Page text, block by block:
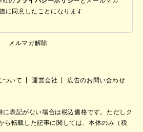
に同意したことになります
メルマガ解除
ついて 運営会社
広告のお問い合わせ
に表記がない場合は税込価格です。ただしク
ら転載した記事に関しては、本体のみ（税